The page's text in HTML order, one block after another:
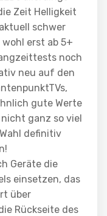
Zeit Helligkeit
schwer
erst ab 5+
noch
neu auf den
gute Werte
nicht ganz so viel
definitiv
Geräte die
einsetzen, das
über
Rückseite des